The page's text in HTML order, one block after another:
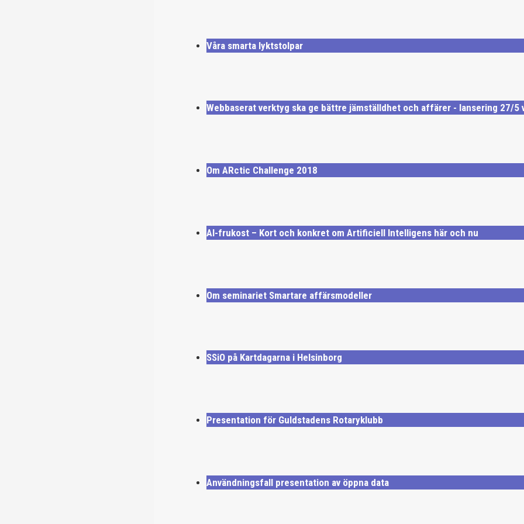
Våra smarta lyktstolpar
Webbaserat verktyg ska ge bättre jämställdhet och affärer - lansering 27/5
Om ARctic Challenge 2018
AI-frukost – Kort och konkret om Artificiell Intelligens här och nu
Om seminariet Smartare affärsmodeller
SSiO på Kartdagarna i Helsinborg
Presentation för Guldstadens Rotaryklubb
Användningsfall presentation av öppna data